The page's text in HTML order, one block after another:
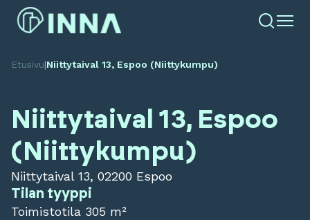
Etusivu|Niittytaival 13, Espoo (Niittykumpu)
Niittytaival 13, Espoo
(Niittykumpu)
Niittytaival 13, 02200 Espoo
Tilan tyyppi
Toimistotila 305 m²